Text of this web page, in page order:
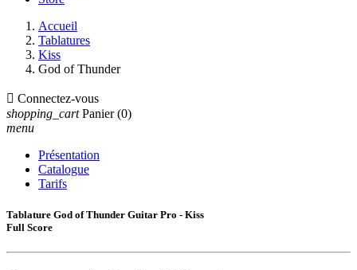
Accueil
Tablatures
Kiss
God of Thunder
 Connectez-vous
shopping_cart Panier (0)
menu
Présentation
Catalogue
Tarifs
Tablature God of Thunder Guitar Pro - Kiss
Full Score